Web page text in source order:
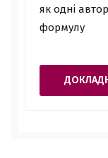
як одні
формулу